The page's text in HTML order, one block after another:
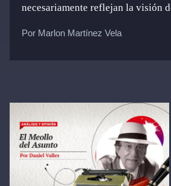
necesariamente reflejan la visión
Por Marlon Martínez Vela